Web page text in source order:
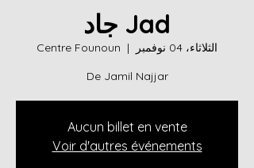
Jad جاد
الثلاثاء، 04 نوفمبر
  |
Centre Founoun
De Jamil Najjar
Aucun billet en vente
Voir d'autres événements